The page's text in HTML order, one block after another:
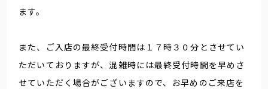
ます。
また、ご入店の最終受付時間は１７時３０分とさせてい
ただいておりますが、混雑時には最終受付時間を早めさ
せていただく場合がございますので、お早めのご来店を